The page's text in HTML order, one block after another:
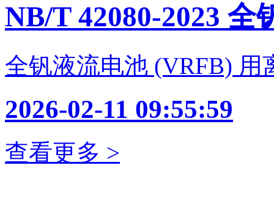
NB/T 42080-2023 全
全钒液流电池 (VRFB) 用
2026-02-11 09:55:59
查看更多 >